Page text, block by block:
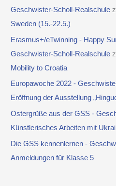
Geschwister-Scholl-Realschule
Sweden (15.-22.5.)
Erasmus+/eTwinning - Happy
Geschwister-Scholl-Realschule
Mobility to Croatia
Europawoche 2022 -
Eröffnung der Ausstellung
Ostergrüße aus der GSS -
Künstlerisches Arbeiten mit
Die GSS kennenlernen -
Anmeldungen für Klasse 5